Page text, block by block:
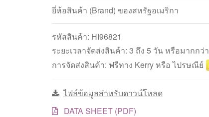
เครื่อง
วัด
ความ
เค็ม
Sodium
Chloride
Digital
Refractometer
ยี่ห้อสินค้า (Brand) ของสหรัฐอเมริกา
รหัสสินค้า: HI96821
ระยะเวลาจัดส่งสินค้า: 3 ถึง 5 วัน หรือมากกว่า
การจัดส่งสินค้า: ฟรีทาง Kerry หรือ ไปรษณีย์
ไฟล์ข้อมูลสำหรับดาวน์โหลด
DATA SHEET (PDF)